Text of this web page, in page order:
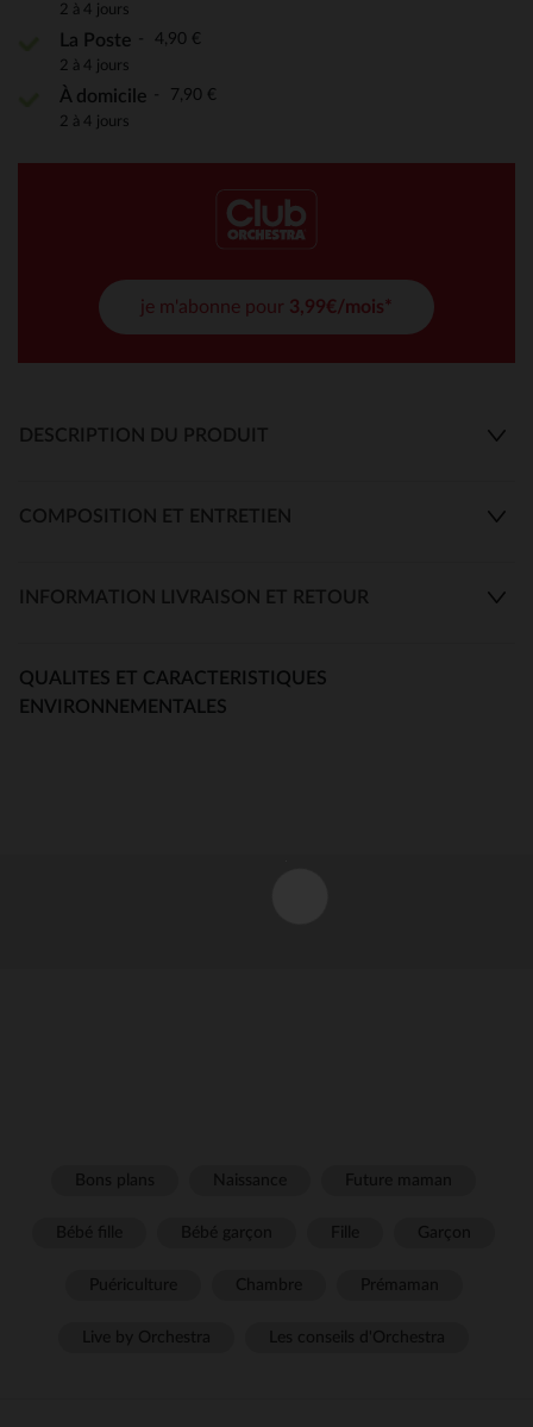
2 à 4 jours
La Poste 4,90 €
2 à 4 jours
À domicile 7,90 €
2 à 4 jours
je m'abonne pour 3,99€/mois*
DESCRIPTION DU PRODUIT
COMPOSITION ET ENTRETIEN
INFORMATION LIVRAISON ET RETOUR
QUALITES ET CARACTERISTIQUES
ENVIRONNEMENTALES